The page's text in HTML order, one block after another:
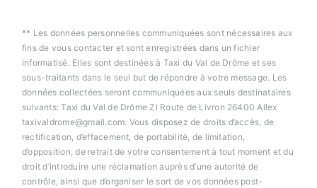
** Les données personnelles communiquées sont nécessaires aux
fins de vous contacter et sont enregistrées dans un fichier
informatisé. Elles sont destinées à Taxi du Val de Drôme et ses
sous-traitants dans le seul but de répondre à votre message. Les
données collectées seront communiquées aux seuls destinataires
suivants: Taxi du Val de Drôme ZI Route de Livron 26400 Allex
taxivaldrome@gmail.com. Vous disposez de droits d’accès, de
rectification, d’effacement, de portabilité, de limitation,
d’opposition, de retrait de votre consentement à tout moment et du
droit d’introduire une réclamation auprès d’une autorité de
contrôle, ainsi que d’organiser le sort de vos données post-